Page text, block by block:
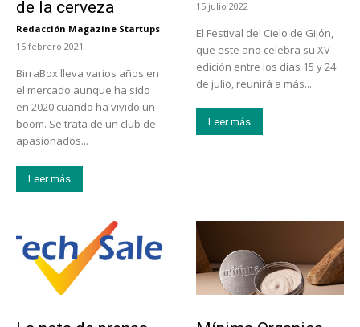
de la cerveza
Redacción Magazine Startups
-
15 febrero 2021
BirraBox lleva varios años en
el mercado aunque ha sido
en 2020 cuando ha vivido un
boom. Se trata de un club de
apasionados...
Leer más
15 julio 2022
El Festival del Cielo de Gijón,
que este año celebra su XV
edición entre los días 15 y 24
de julio, reunirá a más...
Leer más